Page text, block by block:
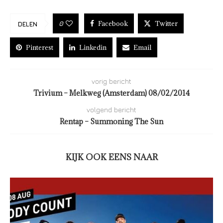
DELEN 0 Facebook Twitter
Pinterest Linkedin Email
vorig bericht
Trivium – Melkweg (Amsterdam) 08/02/2014
volgend bericht
Rentap – Summoning The Sun
KIJK OOK EENS NAAR